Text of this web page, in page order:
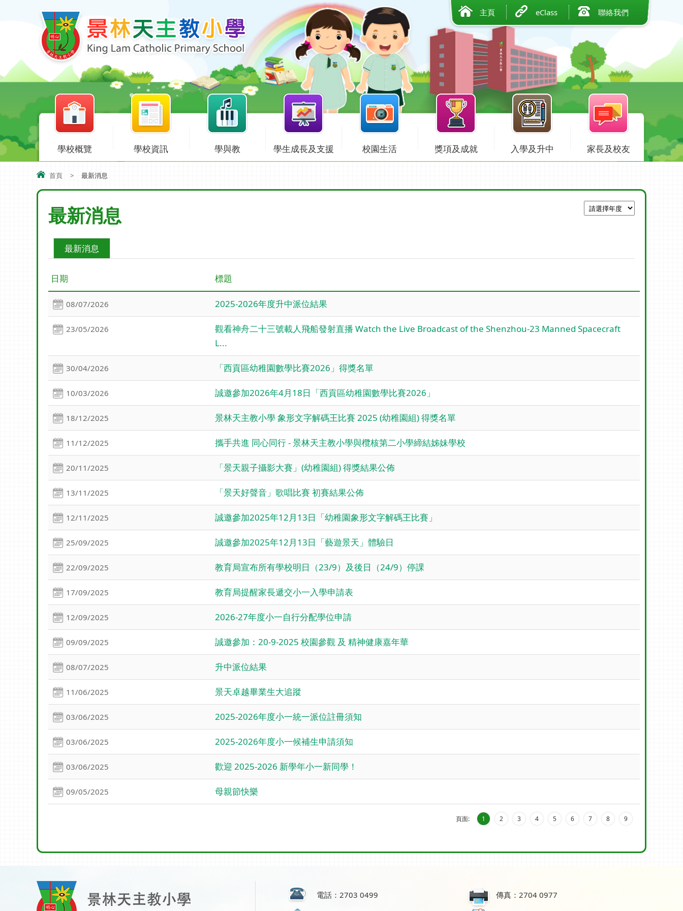
主頁 eClass 聯絡我們
學校概覽 學校資訊 學與教 學生成長及支援 校園生活 獎項及成就 入學及升中 家長及校友
首頁 > 最新消息
最新消息
最新消息
日期 標題
08/07/2026 2025-2026年度升中派位結果
23/05/2026
觀看神舟二十三號載人飛船發射直播 Watch the Live Broadcast of the Shenzhou-23 Manned Spacecraft
L...
30/04/2026 「西貢區幼稚園數學比賽2026」得獎名單
10/03/2026 誠邀參加2026年4月18日「西貢區幼稚園數學比賽2026」
18/12/2025 景林天主教小學 象形文字解碼王比賽 2025 (幼稚園組) 得獎名單
11/12/2025 攜手共進 同心同行 - 景林天主教小學與欖核第二小學締結姊妹學校
20/11/2025 「景天親子攝影大賽」(幼稚園組) 得獎結果公佈
13/11/2025 「景天好聲音」歌唱比賽 初賽結果公佈
12/11/2025 誠邀參加2025年12月13日「幼稚園象形文字解碼王比賽」
25/09/2025 誠邀參加2025年12月13日「藝遊景天」體驗日
22/09/2025 教育局宣布所有學校明日（23/9）及後日（24/9）停課
17/09/2025 教育局提醒家長遞交小一入學申請表
12/09/2025 2026-27年度小一自行分配學位申請
09/09/2025 誠邀參加：20-9-2025 校園參觀 及 精神健康嘉年華
08/07/2025 升中派位結果
11/06/2025 景天卓越畢業生大追蹤
03/06/2025 2025-2026年度小一統一派位註冊須知
03/06/2025 2025-2026年度小一候補生申請須知
03/06/2025 歡迎 2025-2026 新學年小一新同學！
09/05/2025 母親節快樂
頁面: 1 2 3 4 5 6 7 8 9
電話：2703 0499 傳真：2704 0977